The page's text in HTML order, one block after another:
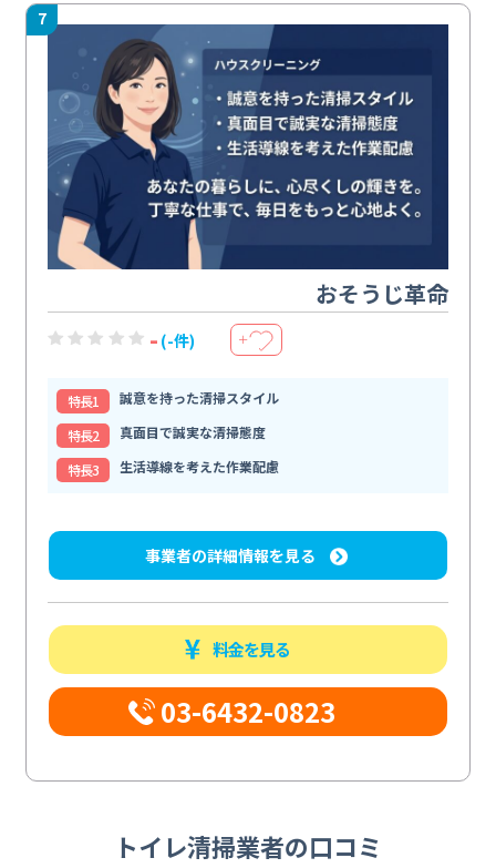
7
おそうじ革命
- (-件) ＋
特⻑1
誠意を持った清掃スタイル
特⻑2
真面目で誠実な清掃態度
特⻑3
生活導線を考えた作業配慮
事業者の詳細情報を見る
料金を見る
03-6432-0823
トイレ清掃業者の口コミ